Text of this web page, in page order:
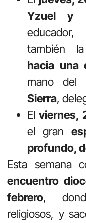
Yzuel y
también
hacia una
mano del
Sierra,
El viernes,
el gran
profundo,
Esta semana
encuentro
febrero,
religiosos, y